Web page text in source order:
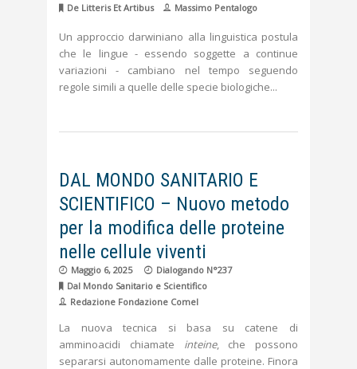
De Litteris Et Artibus
Massimo Pentalogo
Un approccio darwiniano alla linguistica postula
che le lingue - essendo soggette a continue
variazioni - cambiano nel tempo seguendo
regole simili a quelle delle specie biologiche
DAL MONDO SANITARIO E
SCIENTIFICO – Nuovo metodo
per la modifica delle proteine
nelle cellule viventi
Maggio 6, 2025
Dialogando N°237
Dal Mondo Sanitario e Scientifico
Redazione Fondazione Comel
La nuova tecnica si basa su catene di
amminoacidi chiamate inteine, che possono
separarsi autonomamente dalle proteine. Finora